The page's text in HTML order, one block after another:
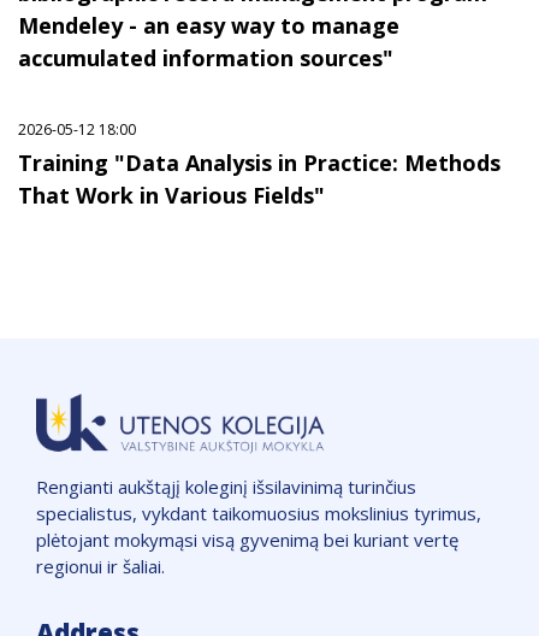
Mendeley - an easy way to manage
accumulated information sources"
2026-05-12 18:00
Training "Data Analysis in Practice: Methods
That Work in Various Fields"
Rengianti aukštąjį koleginį išsilavinimą turinčius
specialistus, vykdant taikomuosius mokslinius tyrimus,
plėtojant mokymąsi visą gyvenimą bei kuriant vertę
regionui ir šaliai.